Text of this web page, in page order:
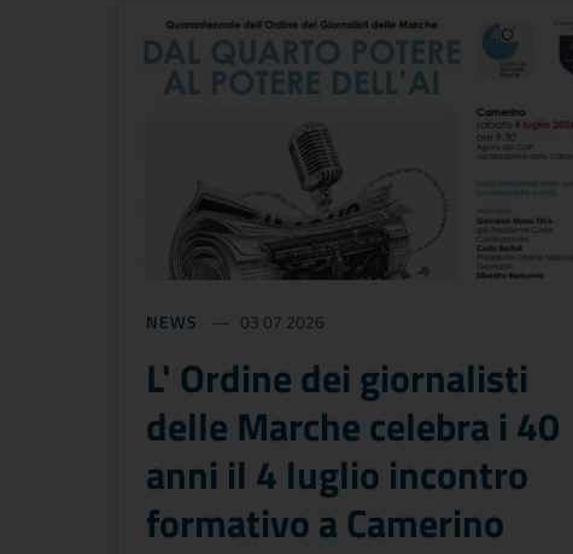
NEWS 03 07 2026
L' Ordine dei giornalisti
delle Marche celebra i 40
anni il 4 luglio incontro
formativo a Camerino